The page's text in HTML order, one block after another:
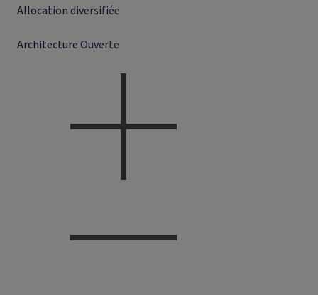
Allocation diversifiée
Architecture Ouverte